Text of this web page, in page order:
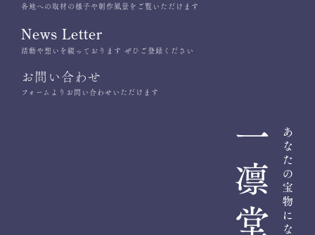
各地への取材の様子や制作風景をご覧いただけます
News Letter
活動や想いを綴っております ぜひご登録ください
お問い合わせ
フォームよりお問い合わせいただけます